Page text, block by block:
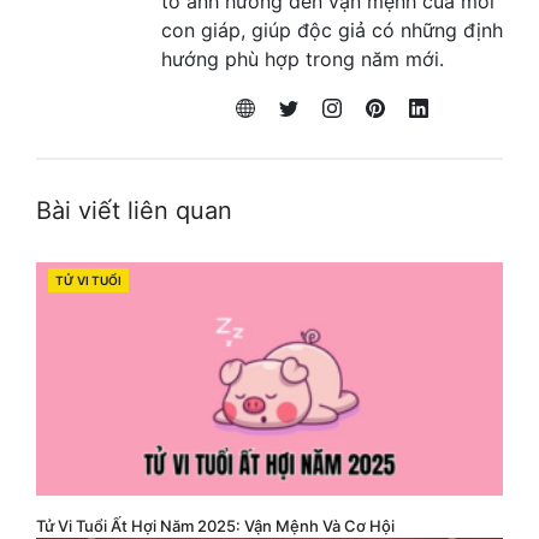
con giáp, giúp độc giả có những định
hướng phù hợp trong năm mới.
Bài viết liên quan
CATEGORIES
TỬ VI TUỔI
Tử Vi Tuổi Ất Hợi Năm 2025: Vận Mệnh Và Cơ Hội